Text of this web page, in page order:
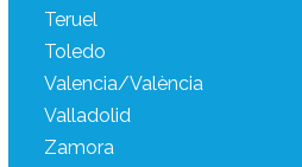
Teruel
Toledo
Valencia/València
Valladolid
Zamora